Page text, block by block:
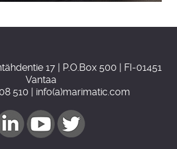
17 | P.O.Box 500 | FI-01451
Vantaa
510 | info(a)marimatic.com